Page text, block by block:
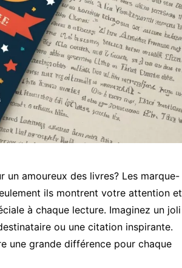
un amoureux des livres? Les marque-
ils montrent votre attention et
à chaque lecture. Imaginez un joli
ou une citation inspirante.
une grande différence pour chaque